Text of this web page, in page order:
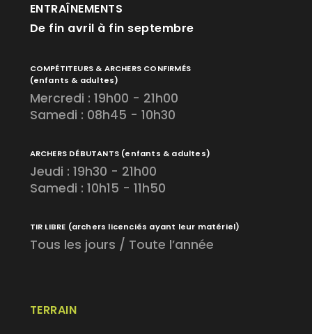
TERRAIN
ENTRAÎNEMENTS
De fin avril à fin septembre
COMPÉTITEURS & ARCHERS CONFIRMÉS
(enfants & adultes)
Mercredi : 19h00 - 21h00
Samedi : 08h45 - 10h30
ARCHERS DÉBUTANTS (enfants & adultes)
Jeudi : 19h30 - 21h00
Samedi : 10h15 - 11h50
TIR LIBRE (archers licenciés ayant leur matériel)
Tous les jours / Toute l’année